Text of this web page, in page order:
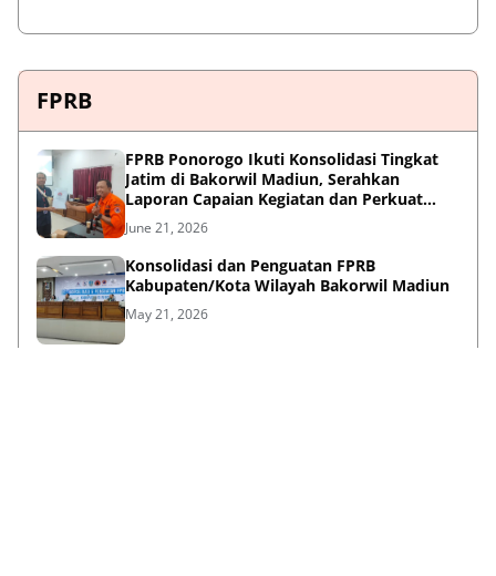
FPRB
FPRB Ponorogo Ikuti Konsolidasi Tingkat
Jatim di Bakorwil Madiun, Serahkan
Laporan Capaian Kegiatan dan Perkuat
Sinergi Pentahelix
June 21, 2026
Konsolidasi dan Penguatan FPRB
Kabupaten/Kota Wilayah Bakorwil Madiun
May 21, 2026